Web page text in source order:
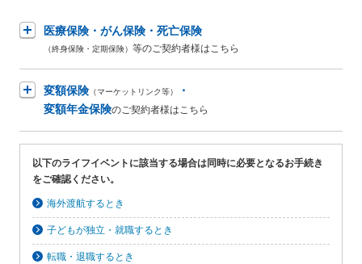
介護年金保険
あんしんねんきん介護
あんしんねんきん介護Ｒ
こども保険
5年ごと利差配当付こども保険
個人年金保険
個人年金保険
変額保険
マーケットリンク
急な資金が必要なとき
引越しするとき
結婚するとき
保険料の支払いが困難なとき
海外渡航するとき
確定申告・年末調整するとき
子どもが生まれるとき
子どもが独立・就職するとき
介護が必要になったとき
ご病気・ご不幸があったとき
医療保険・がん保険・死亡保険
（終身保険・定期保険） 等のご契約者様はこちら
変額保険（マーケットリンク等）
・
変額年金保険のご契約者様はこちら
以下のライフイベントに該当する場合は同時に必要となるお手続き
をご確認ください。
海外渡航するとき
子どもが独立・就職するとき
転職・退職するとき